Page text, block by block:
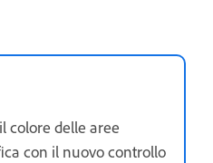
colore delle aree
con il nuovo controllo